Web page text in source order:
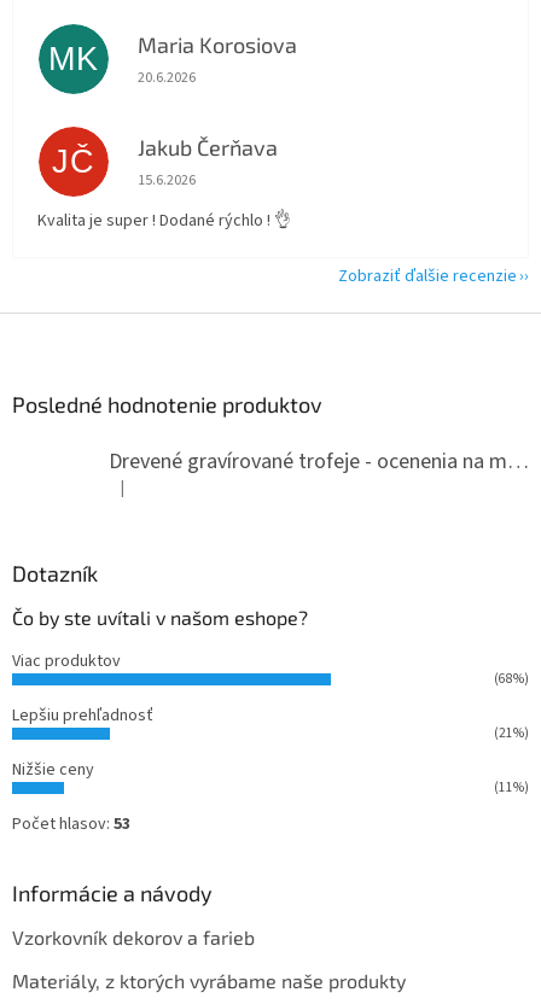
MK Maria Korosiova
Hodnotenie obchodu je 5 z 5 hviezdičiek.
20.6.2026
JČ Jakub Čerňava
Hodnotenie obchodu je 5 z 5 hviezdičiek.
15.6.2026
Kvalita je super ! Dodané rýchlo ! 👌
Zobraziť ďalšie recenzie
Posledné hodnotenie produktov
Drevené gravírované trofeje - ocenenia na mieru
Hodnotenie produktu je 5 z 5 hviezdičiek.
|
Dotazník
Čo by ste uvítali v našom eshope?
Viac produktov
(68%)
Lepšiu prehľadnosť
(21%)
Nižšie ceny
(11%)
Počet hlasov: 53
Informácie a návody
Vzorkovník dekorov a farieb
Materiály, z ktorých vyrábame naše produkty